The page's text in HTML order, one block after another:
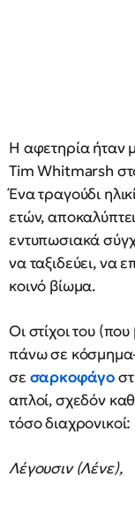
Η αφετηρία ήταν
Tim Whitmarsh
Ένα τραγούδι
ετών,
εντυπωσιακά
να ταξιδεύει, να
κοινό βίωμα.
Οι στίχοι του
πάνω σε κόσμημα-
σε σαρκοφάγο
απλοί, σχεδόν
τόσο διαχρονικοί:
Λέγουσιν (Λένε),